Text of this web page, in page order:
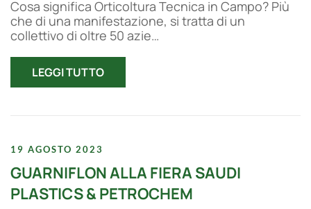
Cosa significa Orticoltura Tecnica in Campo? Più
che di una manifestazione, si tratta di un
collettivo di oltre 50 azie…
LEGGI TUTTO
19 AGOSTO 2023
GUARNIFLON ALLA FIERA SAUDI
PLASTICS & PETROCHEM